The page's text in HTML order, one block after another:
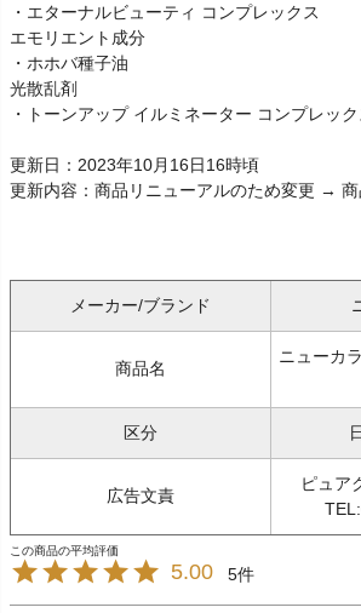
・エターナルビューティ コンプレックス
エモリエント成分
・ホホバ種子油
光散乱剤
・トーンアップ イルミネーター コンプレック
更新日：2023年10月16日16時頃
更新内容：商品リニューアルのため変更 →
メーカー/ブランド
商品名
ニューカ
区分
広告文責
ピュア
5.00 5